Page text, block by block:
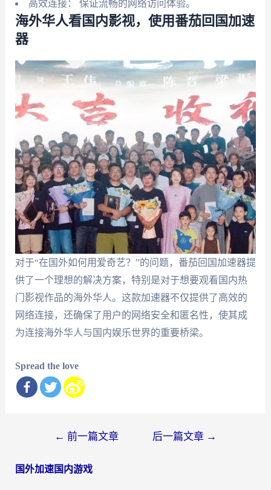
高效连接： 保证流畅的网络访问体验。
海外华人看国内影视，使用番茄回国加速
器
对于“在国外如何用爱奇艺？”的问题，番茄回国加速器提
供了一个理想的解决方案，特别是对于想要观看国内热
门影视作品的海外华人。这款加速器不仅提供了高效的
网络连接，还确保了用户的网络安全和匿名性，使其成
为连接海外华人与国内娱乐世界的重要桥梁。
Spread the love
导
← 前一篇文章 后一篇文章 →
国外加速国内游戏